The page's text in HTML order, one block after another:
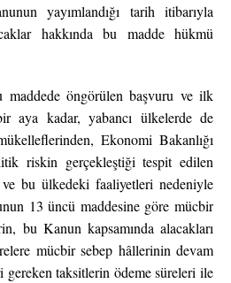
yayımlandığı tarih itibarıyla
hakkında bu madde hükmü
öngörülen başvuru ve ilk
aya kadar, yabancı ülkelerde de
Ekonomi Bakanlığı
riskin gerçekleştiği tespit edilen
bu ülkedeki faaliyetleri nedeniyle
13 üncü maddesine göre mücbir
bu Kanun kapsamında alacakları
mücbir sebep hâllerinin devam
taksitlerin ödeme süreleri ile